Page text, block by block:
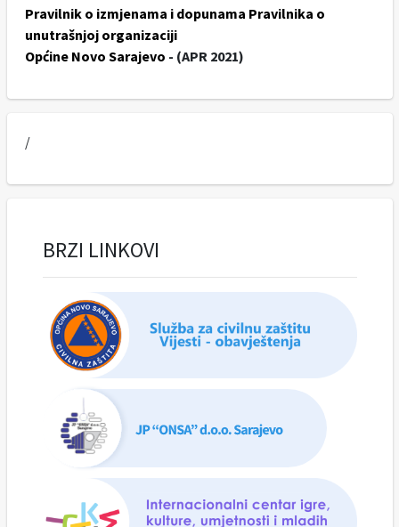
Pravilnik o izmjenama i dopunama Pravilnika o
unutrašnjoj organizaciji
Općine Novo Sarajevo - (APR 2021)
/
BRZI LINKOVI